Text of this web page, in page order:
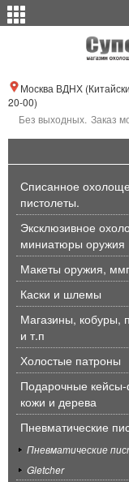
Москва ВДНХ
20-00)
Без выходных. Заказ
Списанное
пистолеты.
Эксклюзивное
миниатюры оружия
Макеты оружия,
Каски и шлемы
Магазины, кобуры,
и т.п
Холостые патроны
Подарочные
кожи и дерева
Пневматические
Пневматические
Gletcher